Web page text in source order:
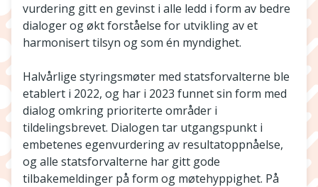
vurdering gitt en gevinst i alle ledd i form av bedre
dialoger og økt forståelse for utvikling av et
harmonisert tilsyn og som én myndighet.
Halvårlige styringsmøter med statsforvalterne ble
etablert i 2022, og har i 2023 funnet sin form med
dialog omkring prioriterte områder i
tildelingsbrevet. Dialogen tar utgangspunkt i
embetenes egenvurdering av resultatoppnåelse,
og alle statsforvalterne har gitt gode
tilbakemeldinger på form og møtehyppighet. På